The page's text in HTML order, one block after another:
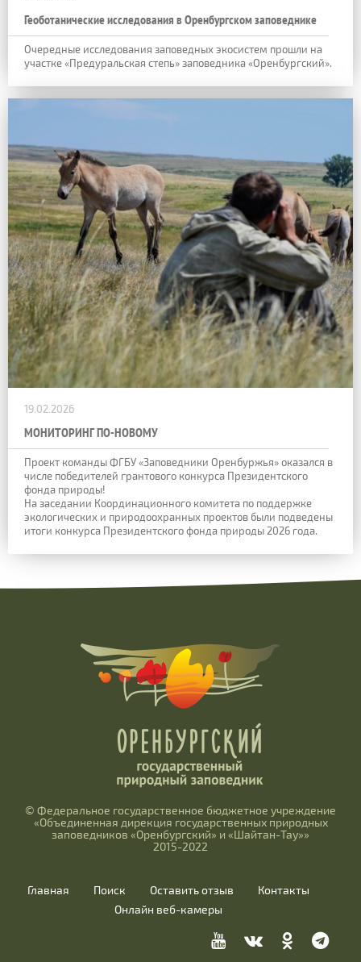
Геоботанические исследования в Оренбургском заповеднике
Очередные исследования заповедных экосистем прошли на
участке «Предуральская степь» заповедника «Оренбургский».
19.02.2026
МОНИТОРИНГ ПО-НОВОМУ
Проект команды ФГБУ «Заповедники Оренбуржья» оказался в
числе победителей грантового конкурса Президентского
фонда природы!
На заседании Координационного комитета по поддержке
экологических и природоохранных проектов были подведены
итоги конкурса Президентского фонда природы 2026 года.
© Федеральное государственное бюджетное учреждение
«Объединенная дирекция государственных природных
заповедников «Оренбургский» и «Шайтан-Тау»»
2015-2022
Главная Поиск Оставить отзыв
Контакты
Онлайн веб-камеры